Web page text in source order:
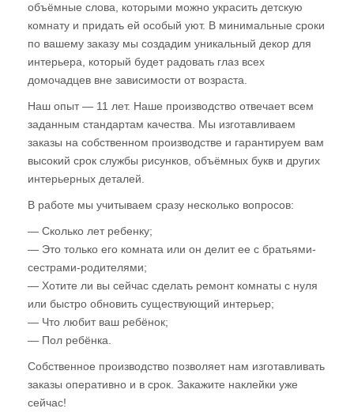
объёмные слова, которыми можно украсить детскую
комнату и придать ей особый уют. В минимальные сроки
по вашему заказу мы создадим уникальный декор для
интерьера, который будет радовать глаз всех
домочадцев вне зависимости от возраста.
Наш опыт — 11 лет. Наше производство отвечает всем
заданным стандартам качества. Мы изготавливаем
заказы на собственном производстве и гарантируем вам
высокий срок службы рисунков, объёмных букв и других
интерьерных деталей.
В работе мы учитываем сразу несколько вопросов:
— Сколько лет ребенку;
— Это только его комната или он делит ее с братьями-
сестрами-родителями;
— Хотите ли вы сейчас сделать ремонт комнаты с нуля
или быстро обновить существующий интерьер;
— Что любит ваш ребёнок;
— Пол ребёнка.
Собственное производство позволяет нам изготавливать
заказы оперативно и в срок. Закажите наклейки уже
сейчас!